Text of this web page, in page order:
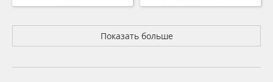
Показать больше